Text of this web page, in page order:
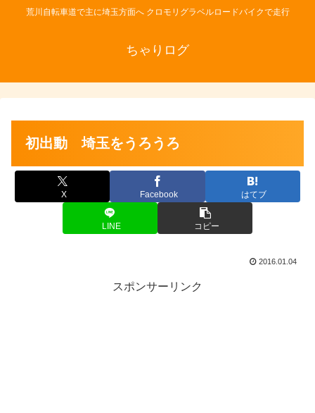
荒川自転車道で主に埼玉方面へ クロモリグラベルロードバイクで走行
ちゃりログ
初出動 埼玉をうろうろ
X Facebook はてブ
LINE コピー
2016.01.04
スポンサーリンク